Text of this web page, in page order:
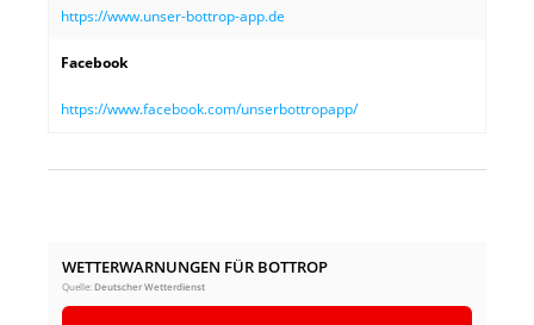
https://www.unser-bottrop-app.de
Facebook
https://www.facebook.com/unserbottropapp/
WETTERWARNUNGEN FÜR BOTTROP
Quelle:Deutscher Wetterdienst